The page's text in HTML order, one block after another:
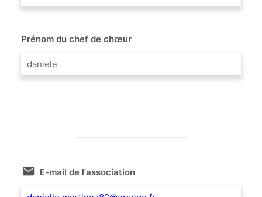
Prénom du chef de chœur
daniele
E-mail de l'association